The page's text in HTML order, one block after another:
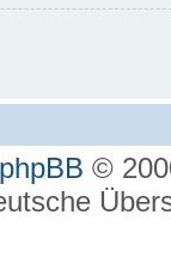
phpBB ©